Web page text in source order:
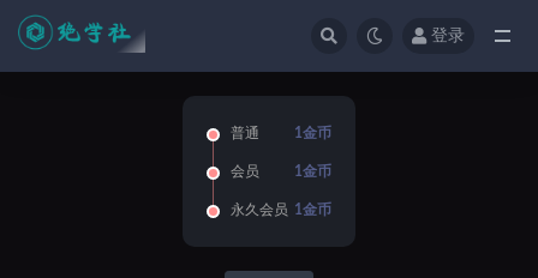
登录
普通 1金币
会员 1金币
永久会员 1金币